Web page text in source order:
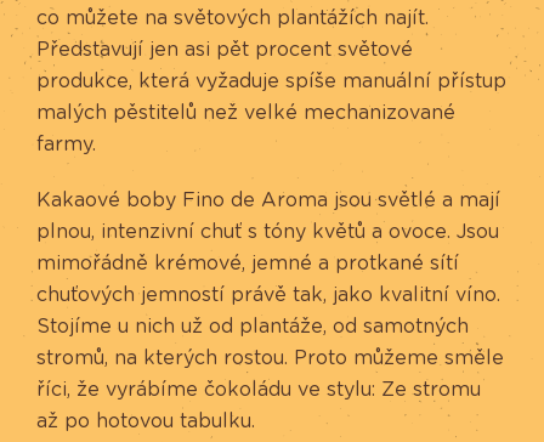
co můžete na světových plantážích najít.
Představují jen asi pět procent světové
produkce, která vyžaduje spíše manuální přístup
malých pěstitelů než velké mechanizované
farmy.
Kakaové boby Fino de Aroma jsou světlé a mají
plnou, intenzivní chuť s tóny květů a ovoce. Jsou
mimořádně krémové, jemné a protkané sítí
chuťových jemností právě tak, jako kvalitní víno.
Stojíme u nich už od plantáže, od samotných
stromů, na kterých rostou. Proto můžeme směle
říci, že vyrábíme čokoládu ve stylu: Ze stromu
až po hotovou tabulku.